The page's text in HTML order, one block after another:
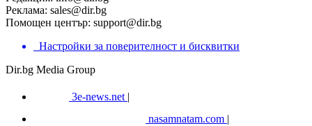
Реклама: sales@dir.bg
Помощен център: support@dir.bg
Настройки за поверителност и бисквитки
Dir.bg Media Group
3e-news.net |
nasamnatam.com |